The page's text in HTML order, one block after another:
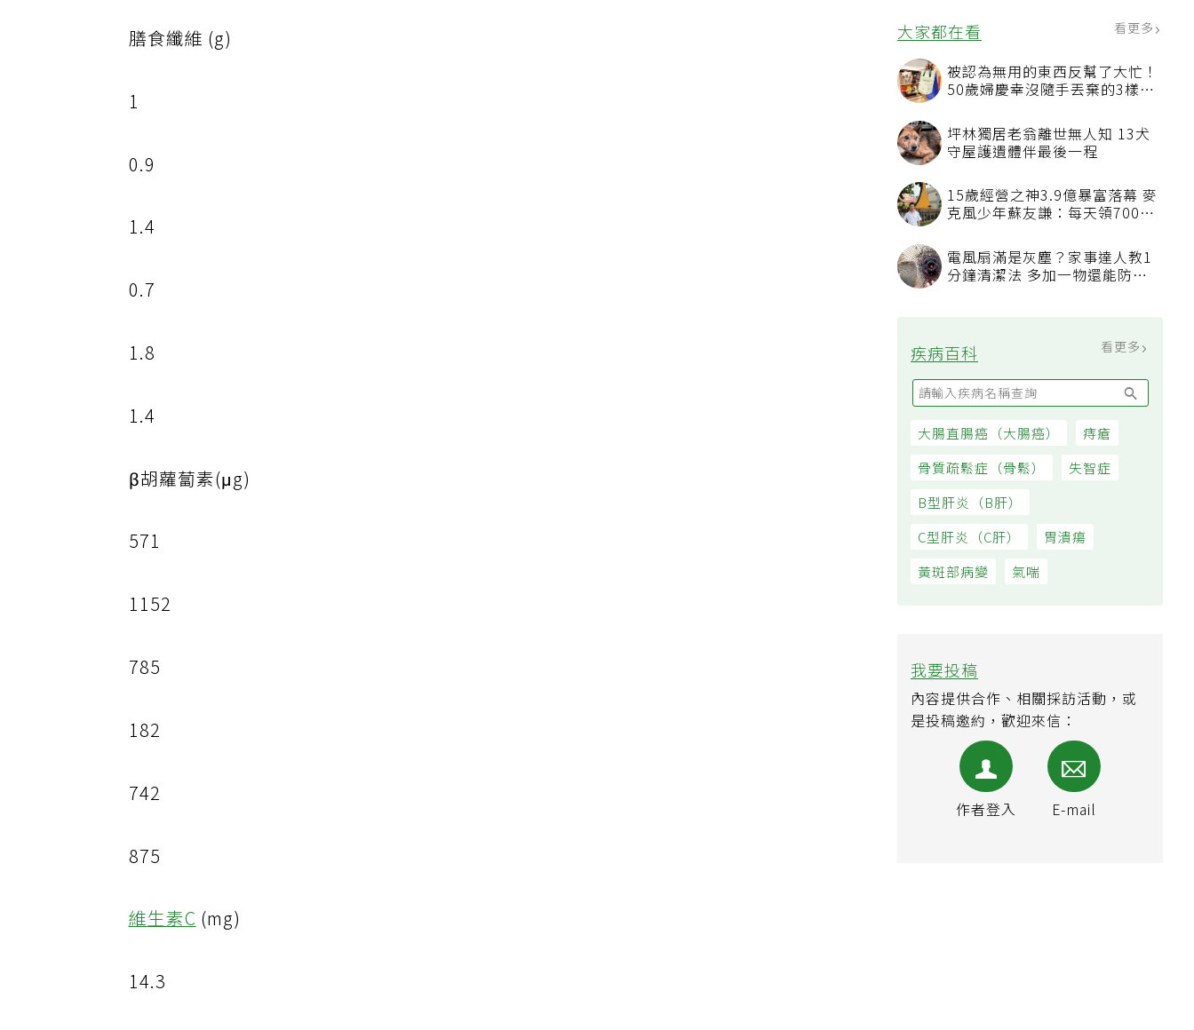
大家都在看 看更多
被認為無用的東西反幫了大忙！
50歲婦慶幸沒隨手丟棄的3樣物
坪林獨居老翁離世無人知 13犬
守屋護遺體伴最後一程
15歲經營之神3.9億暴富落幕 麥
克風少年蘇友謙：每天領700元
電風扇滿是灰塵？家事達人教1
分鐘清潔法 多加一物還能防髒
疾病百科
大腸直腸癌（大腸癌） 痔瘡
骨質疏鬆症（骨鬆） 失智症
B型肝炎（B肝）
C型肝炎（C肝）
黃斑部病變
我要投稿
內容提供合作、相關採訪活動，或
是投稿邀約，歡迎來信：
膳食纖維 (g)
1
0.9
1.4
0.7
1.8
1.4
β胡蘿蔔素(μg)
571
1152
785
182
742
875
維生素C (mg)
14.3